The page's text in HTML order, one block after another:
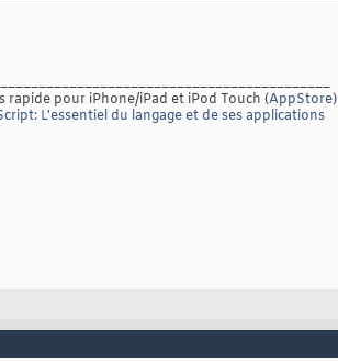
rapide pour iPhone/iPad et iPod Touch (AppStore)
L'essentiel du langage et de ses applications